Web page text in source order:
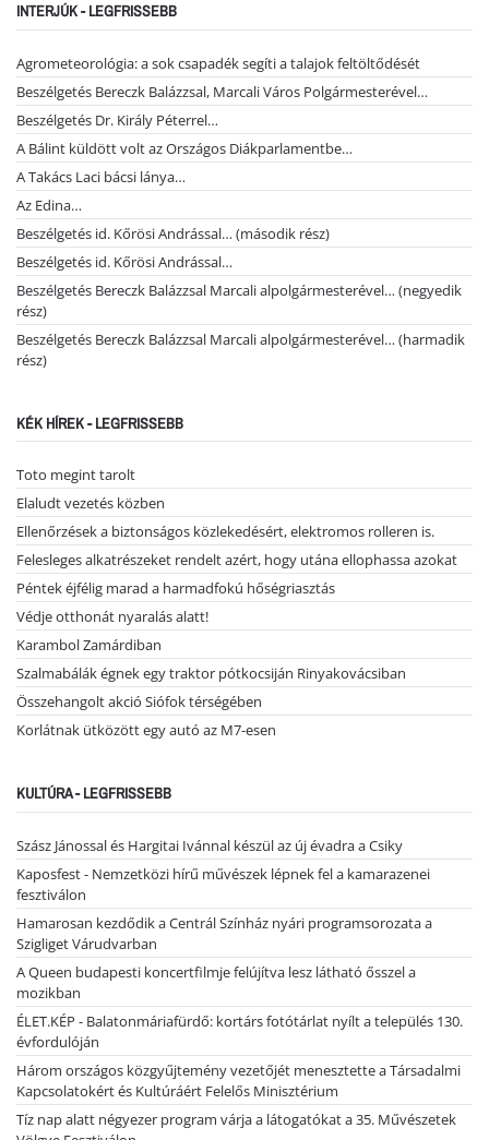
INTERJÚK - LEGFRISSEBB
Agrometeorológia: a sok csapadék segíti a talajok feltöltődését
Beszélgetés Bereczk Balázzsal, Marcali Város Polgármesterével…
Beszélgetés Dr. Király Péterrel…
A Bálint küldött volt az Országos Diákparlamentbe…
A Takács Laci bácsi lánya…
Az Edina…
Beszélgetés id. Kőrösi Andrással… (második rész)
Beszélgetés id. Kőrösi Andrással…
Beszélgetés Bereczk Balázzsal Marcali alpolgármesterével… (negyedik
rész)
Beszélgetés Bereczk Balázzsal Marcali alpolgármesterével… (harmadik
rész)
KÉK HÍREK - LEGFRISSEBB
Toto megint tarolt
Elaludt vezetés közben
Ellenőrzések a biztonságos közlekedésért, elektromos rolleren is.
Felesleges alkatrészeket rendelt azért, hogy utána ellophassa azokat
Péntek éjfélig marad a harmadfokú hőségriasztás
Védje otthonát nyaralás alatt!
Karambol Zamárdiban
Szalmabálák égnek egy traktor pótkocsiján Rinyakovácsiban
Összehangolt akció Siófok térségében
Korlátnak ütközött egy autó az M7-esen
KULTÚRA - LEGFRISSEBB
Szász Jánossal és Hargitai Ivánnal készül az új évadra a Csiky
Kaposfest - Nemzetközi hírű művészek lépnek fel a kamarazenei
fesztiválon
Hamarosan kezdődik a Centrál Színház nyári programsorozata a
Szigliget Várudvarban
A Queen budapesti koncertfilmje felújítva lesz látható ősszel a
mozikban
ÉLET.KÉP - Balatonmáriafürdő: kortárs fotótárlat nyílt a település 130.
évfordulóján
Három országos közgyűjtemény vezetőjét menesztette a Társadalmi
Kapcsolatokért és Kultúráért Felelős Minisztérium
Tíz nap alatt négyezer program várja a látogatókat a 35. Művészetek